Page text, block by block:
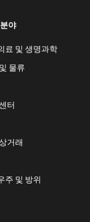
야
료 및 생명과학
물류
터
거래
주 및 방위